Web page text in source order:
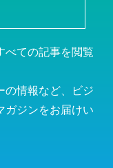
べての記事を閲覧
の情報など、ビジ
ガジンをお届けい